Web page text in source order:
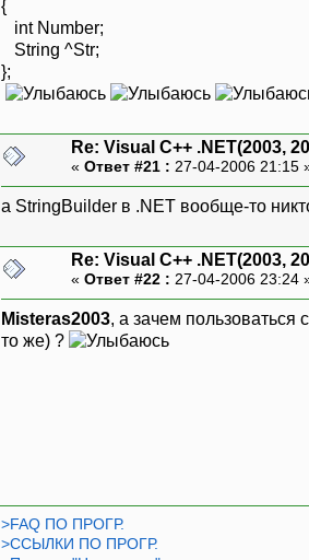
{
int Number;
String ^Str;
};
Re: Visual C++ .NET(2003,
« Ответ #21 : 27-04-2006 21:15
а StringBuilder в .NET вообще-то
Re: Visual C++ .NET(2003,
« Ответ #22 : 27-04-2006 23:24
Misteras2003, а зачем
то же) ?
>FAQ ПО ПРОГР.
>ССЫЛКИ ПО ПРОГР.